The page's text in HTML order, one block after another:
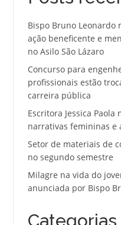
Bispo Bruno Leonardo
ação beneficente e
no Asilo São Lázaro
Concurso para
profissionais estão
carreira pública
Escritora Jessica
narrativas femininas e
Setor de materiais de
no segundo semestre
Milagre na vida do
anunciada por Bispo
Categorias